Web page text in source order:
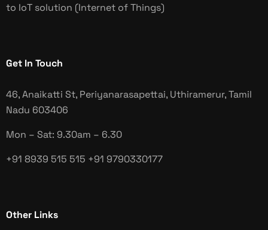
to IoT solution (Internet of Things)
Get In Touch
46, Anaikatti St, Periyanarasapettai, Uthiramerur, Tamil
Nadu 603406
Mon – Sat: 9.30am – 6.30
+91 8939 515 515 +91 9790330177
Other Links